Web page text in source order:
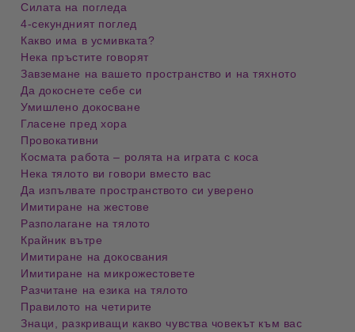
Силата на погледа
4-секундният поглед
Какво има в усмивката?
Нека пръстите говорят
Завземане на вашето пространство и на тяхното
Да докоснете себе си
Умишлено докосване
Гласене пред хора
Провокативни
Космата работа – ролята на играта с коса
Нека тялото ви говори вместо вас
Да изпълвате пространството си уверено
Имитиране на жестове
Разполагане на тялото
Крайник вътре
Имитиране на докосвания
Имитиране на микрожестовете
Разчитане на езика на тялото
Правилото на четирите
Знаци, разкриващи какво чувства човекът към вас